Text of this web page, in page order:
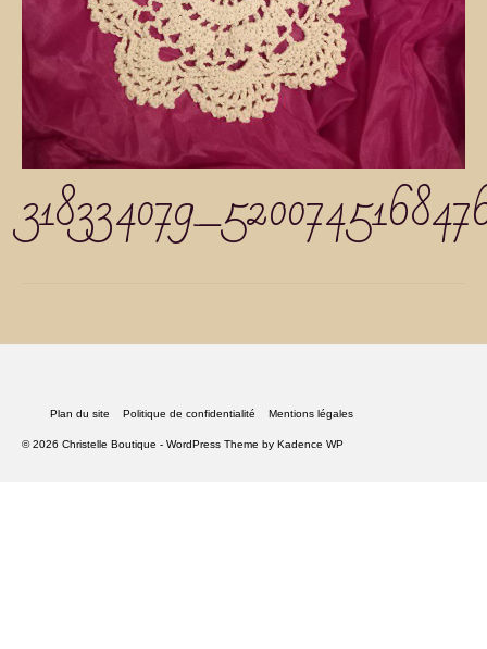
Plan du site Politique de confidentialité Mentions légales
© 2026 Christelle Boutique - WordPress Theme by Kadence WP